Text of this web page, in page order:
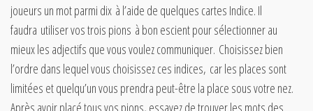
joueurs un mot parmi dix à l’aide de quelques cartes Indice. Il
faudra utiliser vos trois pions à bon escient pour sélectionner au
mieux les adjectifs que vous voulez communiquer. Choisissez bien
l’ordre dans lequel vous choisissez ces indices, car les places sont
limitées et quelqu’un vous prendra peut-être la place sous votre nez.
Après avoir placé tous vos pions, essayez de trouver les mots des